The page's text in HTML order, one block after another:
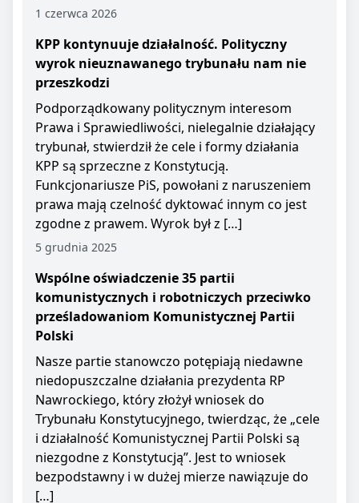
1 czerwca 2026
KPP kontynuuje działalność. Polityczny
wyrok nieuznawanego trybunału nam nie
przeszkodzi
Podporządkowany politycznym interesom
Prawa i Sprawiedliwości, nielegalnie działający
trybunał, stwierdził że cele i formy działania
KPP są sprzeczne z Konstytucją.
Funkcjonariusze PiS, powołani z naruszeniem
prawa mają czelność dyktować innym co jest
zgodne z prawem. Wyrok był z […]
5 grudnia 2025
Wspólne oświadczenie 35 partii
komunistycznych i robotniczych przeciwko
prześladowaniom Komunistycznej Partii
Polski
Nasze partie stanowczo potępiają niedawne
niedopuszczalne działania prezydenta RP
Nawrockiego, który złożył wniosek do
Trybunału Konstytucyjnego, twierdząc, że „cele
i działalność Komunistycznej Partii Polski są
niezgodne z Konstytucją”. Jest to wniosek
bezpodstawny i w dużej mierze nawiązuje do
[…]